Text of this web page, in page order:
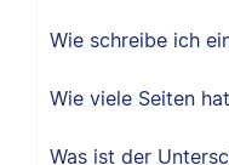
Wie schreibe ich
Wie viele Seiten
Was ist der